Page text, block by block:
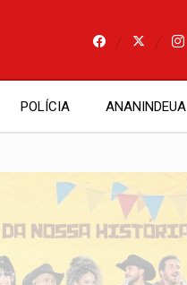
POLÍCIA ANANINDEUA